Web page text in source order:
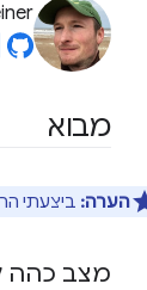
מבוא
הערה: ביצעתי
מצב כהה